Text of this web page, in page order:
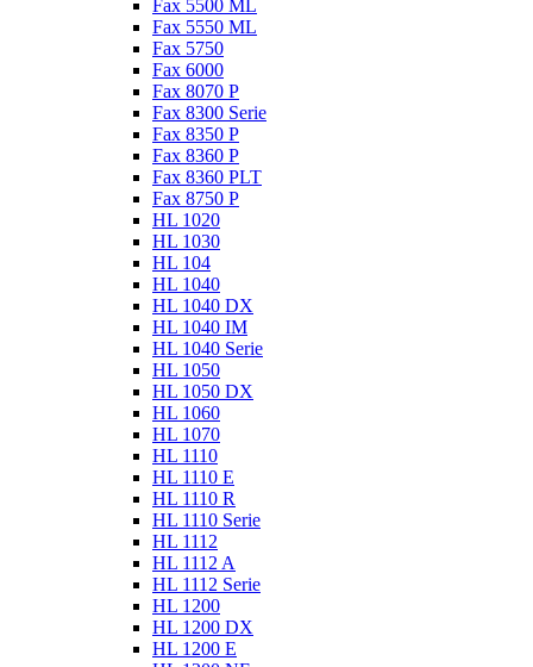
Fax 5500 ML
Fax 5550 ML
Fax 5750
Fax 6000
Fax 8070 P
Fax 8300 Serie
Fax 8350 P
Fax 8360 P
Fax 8360 PLT
Fax 8750 P
HL 1020
HL 1030
HL 104
HL 1040
HL 1040 DX
HL 1040 IM
HL 1040 Serie
HL 1050
HL 1050 DX
HL 1060
HL 1070
HL 1110
HL 1110 E
HL 1110 R
HL 1110 Serie
HL 1112
HL 1112 A
HL 1112 Serie
HL 1200
HL 1200 DX
HL 1200 E